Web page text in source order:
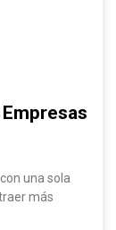
una sola
más